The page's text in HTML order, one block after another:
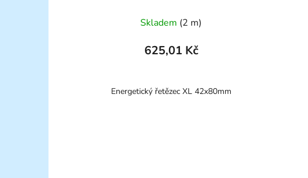
Skladem (2 m)
625,01 Kč
Energetický řetězec XL 42x80mm